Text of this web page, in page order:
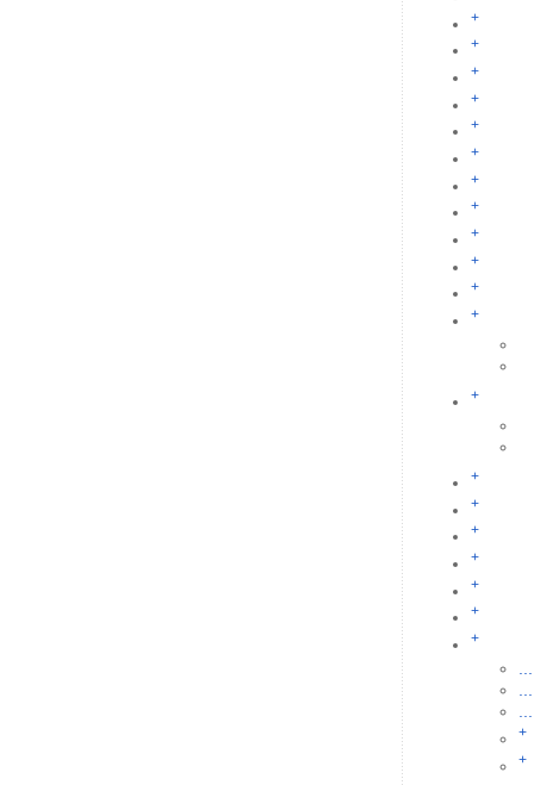
+
+
+
+
+
+
+
+
+
+
+
+
+
+
+
+
+
+
+
+
...
...
...
+
+